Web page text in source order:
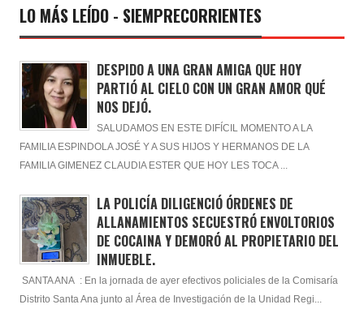
LO MÁS LEÍDO - SIEMPRECORRIENTES
DESPIDO A UNA GRAN AMIGA QUE HOY
PARTIÓ AL CIELO CON UN GRAN AMOR QUÉ
NOS DEJÓ.
SALUDAMOS EN ESTE DIFÍCIL MOMENTO A LA
FAMILIA ESPINDOLA JOSÉ Y A SUS HIJOS Y HERMANOS DE LA
FAMILIA GIMENEZ CLAUDIA ESTER QUE HOY LES TOCA ...
LA POLICÍA DILIGENCIÓ ÓRDENES DE
ALLANAMIENTOS SECUESTRÓ ENVOLTORIOS
DE COCAINA Y DEMORÓ AL PROPIETARIO DEL
INMUEBLE.
SANTA ANA : En la jornada de ayer efectivos policiales de la Comisaría
Distrito Santa Ana junto al Área de Investigación de la Unidad Regi...